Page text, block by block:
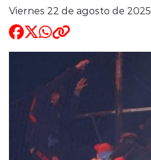
Viernes 22 de agosto de 2025